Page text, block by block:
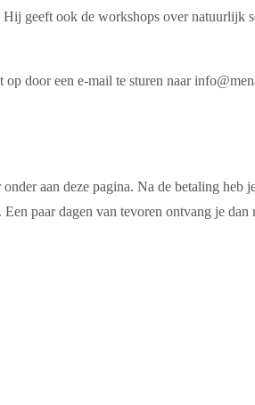
geeft ook de workshops over natuurlijk
door een e-mail te sturen naar
aan deze pagina. Na de betaling heb
paar dagen van tevoren ontvang je